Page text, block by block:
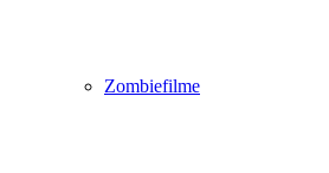
Zombiefilme